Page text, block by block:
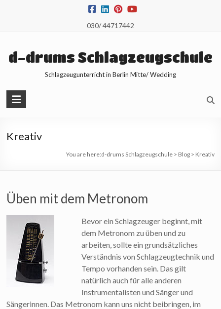
030/ 44717442
d-drums Schlagzeugschule
Schlagzeugunterricht in Berlin Mitte/ Wedding
Kreativ
You are here:d-drums Schlagzeugschule> Blog> Kreativ
Üben mit dem Metronom
Bevor ein Schlagzeuger beginnt, mit
dem Metronom zu üben und zu
arbeiten, sollte ein grundsätzliches
Verständnis von Schlagzeugtechnik und
Tempo vorhanden sein. Das gilt
natürlich auch für alle anderen
Instrumentalisten und Sänger und
Sängerinnen. Das Metronom kann uns nicht beibringen, im